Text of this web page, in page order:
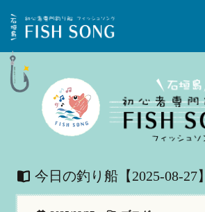
今日の釣り船【2025-08-27】